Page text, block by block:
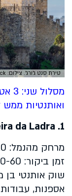
טירת סנט ג'ורג'. צילום: Plam Petrov, shutterstock
ואותנטיות ממש
1.
da Ladra
מרחק מהנמל: 8-10 דקות הליכה.
זמן ביקור: 30-60 דקות.
שוק אותנטי בן
אספנות,